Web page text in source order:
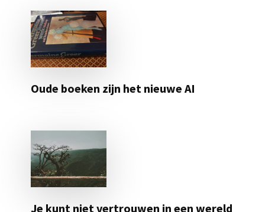
Oude boeken zijn het nieuwe AI
Je kunt niet vertrouwen in een wereld